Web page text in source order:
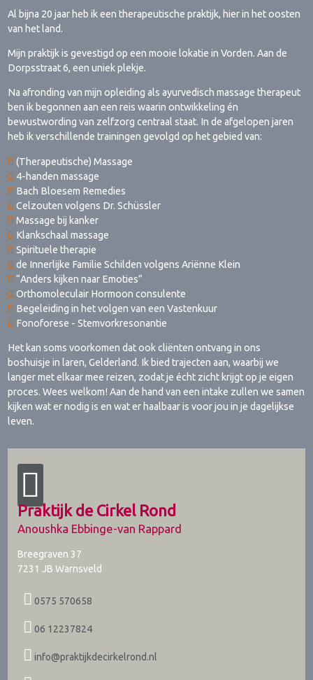
Al bijna 20 jaar heb ik een therapeutische praktijk, hier in het oosten
van het land.
Mijn praktijk is gevestigd op een mooie lokatie in Vorden. Aan de
Dorpsstraat 6, een uniek plekje.
Na afronding van mijn opleiding als ayurvedisch massage therapeut
ben ik begonnen aan een reis waarin ontwikkeling én
bewustwording van zelfzorg centraal staat. In de afgelopen jaren
heb ik verschillende trainingen gevolgd op het gebied van:
(Therapeutische) Massage
4-handen massage
Bach Bloesem Remedies
Celzouten volgens Dr. Schüssler
Massage bij kanker
Klankschaal massage
Spirituele therapie
de Innerlijke Familie Schilden volgens Ariënne Klein
“Anders kijken naar Emoties”
Orthomoleculair Hormoon consulente
Begeleiding in het volgen van een Vastenkuur
Fonoforese - Stemvorkresonantie
Het kan soms voorkomen dat ook cliënten ontvang in ons
boshuisje in laren, Gelderland. Ik bied trajecten aan, waarbij we
langer met elkaar mee reizen, zodat je écht zicht krijgt op je eigen
proces. Wees welkom! Aan de hand van een intake zullen we samen
kijken wat er nodig is en wat er haalbaar is voor jou in je dagelijkse
leven.
Praktijk de Cirkel Rond
Anoushka Ebbinge-van Rappard
Breegraven 37
7231 JB Warnsveld
0575 570658
06 12237824
info@praktijkdecirkelrond.nl